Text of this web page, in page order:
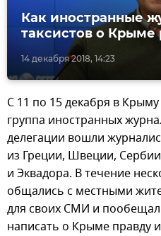
14 декабря 2018, 14:23
Как иностранные
таксистов о
С 11 по 15 декабря в
группа иностранных
делегации вошли
из Греции, Швеции,
и Эквадора. В течение
общались с местными
для своих СМИ и
написать о Крыме правду